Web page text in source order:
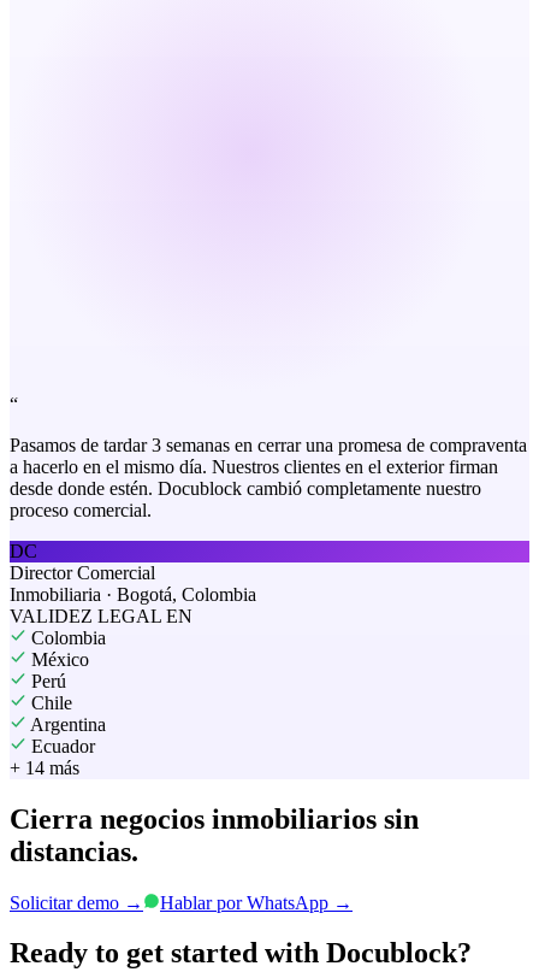
“
Pasamos de tardar 3 semanas en cerrar una promesa de compraventa
a hacerlo en el mismo día. Nuestros clientes en el exterior firman
desde donde estén. Docublock cambió completamente nuestro
proceso comercial.
DC
Director Comercial
Inmobiliaria · Bogotá, Colombia
VALIDEZ LEGAL EN
Colombia
México
Perú
Chile
Argentina
Ecuador
+ 14 más
Cierra negocios inmobiliarios sin
distancias.
Solicitar demo → Hablar por WhatsApp →
Ready to get started with Docublock?